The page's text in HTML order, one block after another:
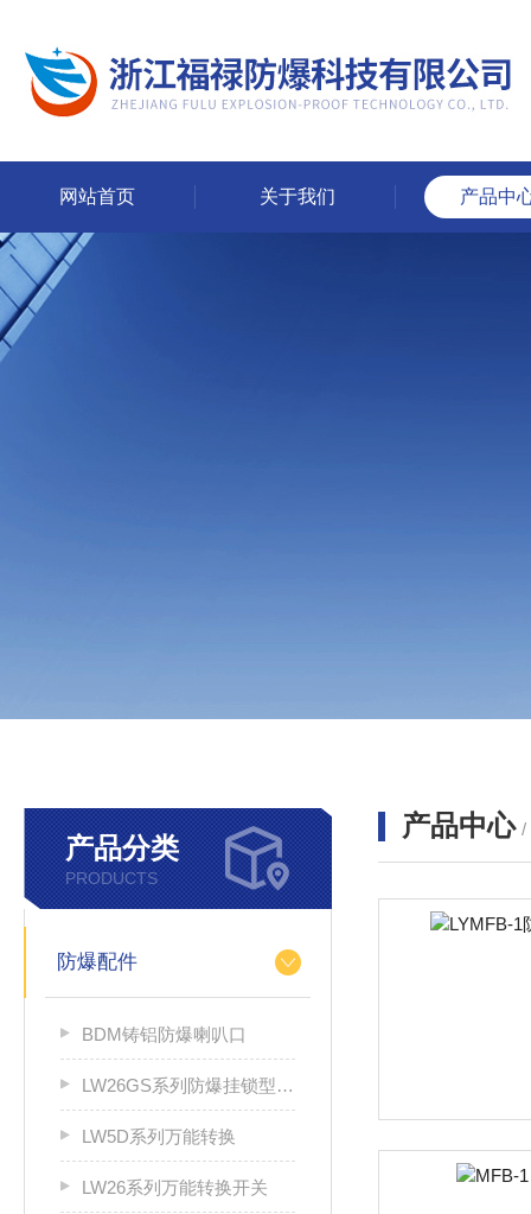
网站首页 关于我们 产品中
产品分类
PRODUCTS
防爆配件
BDM铸铝防爆喇叭口
LW26GS系列防爆挂锁型电源切断开关
LW5D系列万能转换
LW26系列万能转换开关
产品中心 /